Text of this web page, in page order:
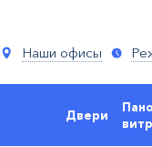
Наши офисы
Двери